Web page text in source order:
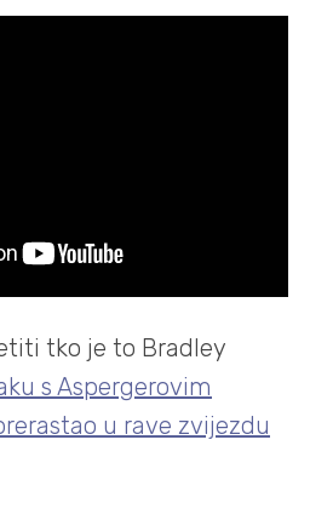
tko je to Bradley
s Aspergerovim
u rave zvijezdu